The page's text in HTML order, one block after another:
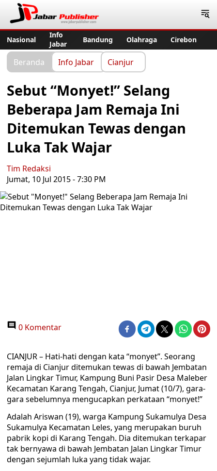
Nasional
Info
Jabar
Bandung Olahraga Cirebon
Beranda Info Jabar Cianjur
Sebut “Monyet!” Selang
Beberapa Jam Remaja Ini
Ditemukan Tewas dengan
Luka Tak Wajar
Tim Redaksi
Jumat, 10 Jul 2015 - 7:30 PM
0 Komentar
CIANJUR – Hati-hati dengan kata “monyet”. Seorang
remaja di Cianjur ditemukan tewas di bawah Jembatan
Jalan Lingkar Timur, Kampung Buni Pasir Desa Maleber
Kecamatan Karang Tengah, Cianjur, Jumat (10/7), gara-
gara sebelumnya mengucapkan perkataan “monyet!”
Adalah Ariswan (19), warga Kampung Sukamulya Desa
Sukamulya Kecamatan Leles, yang merupakan buruh
pabrik kopi di Karang Tengah. Dia ditemukan terkapar
tak bernyawa di bawah Jembatan Jalan Lingkar Timur
dengan sejumlah luka yang tidak wajar.